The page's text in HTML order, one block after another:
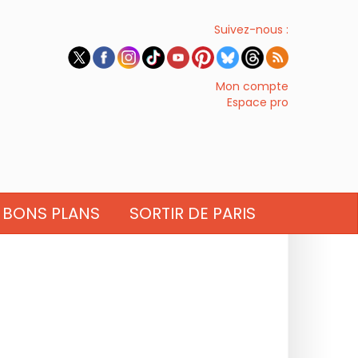
Suivez-nous :
Mon compte
Espace pro
BONS PLANS SORTIR DE PARIS